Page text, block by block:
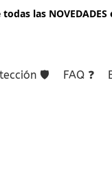
las NOVEDADES
🛡️ FAQ ❓